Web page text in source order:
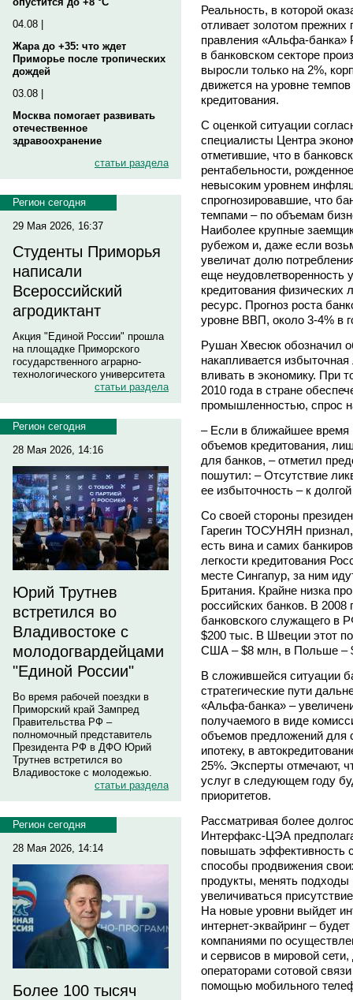
04.08 |
Жара до +35: что ждет
Приморье после тропических
дождей
03.08 |
Москва помогает развивать
отечественное
здравоохранение
статьи раздела
Регион сегодня
29 Мая 2026, 16:37
Студенты Приморья
написали
Всероссийский
агродиктант
Акция "Единой России" прошла
на площадке Приморского
государственного аграрно-
технологического университета
статьи раздела
Регион сегодня
28 Мая 2026, 14:16
Юрий Трутнев
встретился во
Владивостоке с
молодогвардейцами
"Единой России"
Во время рабочей поездки в
Приморский край Зампред
Правительства РФ –
полномочный представитель
Президента РФ в ДФО Юрий
Трутнев встретился во
Владивостоке с молодежью.
статьи раздела
Регион сегодня
28 Мая 2026, 14:14
Более 100 тысяч
Реальность, в которой
отливает золотом
правления «Альфа-
в банковском секторе
выросли только на 2%,
движется на уровне
кредитования.
С оценкой ситуации
специалисты Центра
отметившие, что в
рентабельности,
невысоким уровнем
спрогнозировавшие, что
темпами – по объемам
Наиболее крупные
рубежом и, даже если
увеличат долю
еще неудовлетворенность
кредитования физических
ресурс. Прогноз роста
уровне ВВП, около 3-4% в
Рушан Хвесюк обозначил
накапливается
вливать в экономику. При
2010 года в стране
промышленностью, спрос
– Если в ближайшее время
объемов кредитования,
для банков, – отметил
пошутил: – Отсутствие
ее избыточность – к
Со своей стороны
Гарегин ТОСУНЯН признал,
есть вина и самих
легкости кредитования
месте Сингапур, за ним
Британия. Крайне низка
российских банков. В 2008
банковского служащего в
$200 тыс. В Швеции этот
США – $8 млн, в Польше –
В сложившейся ситуации
стратегические пути
«Альфа-банка» –
получаемого в виде
объемов предложений для
ипотеку, в
25%. Эксперты отмечают,
услуг в следующем году
приоритетов.
Рассматривая более
Интерфакс-ЦЭА
повышать эффективность
способы продвижения
продукты, менять
увеличиваться
На новые уровни выйдет
интернет-эквайринг –
компаниями по
и сервисов в мировой
операторами сотовой
помощью мобильного